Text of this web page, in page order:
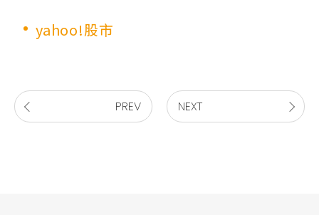
yahoo!股市
PREV NEXT